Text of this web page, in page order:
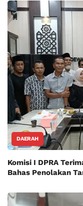
DAERAH
Komisi I DPRA
Bahas Penolakan